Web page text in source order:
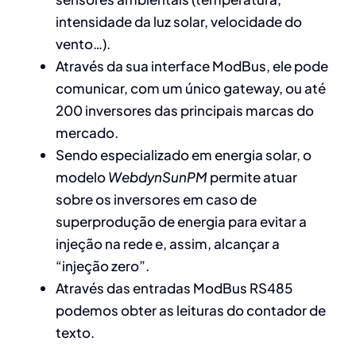
intensidade da luz solar, velocidade do
vento…).
Através da sua interface ModBus, ele pode
comunicar, com um único gateway, ou até
200 inversores das principais marcas do
mercado.
Sendo especializado em energia solar, o
modeloWebdynSunPMpermite atuar
sobre os inversores em caso de
superprodução de energia para evitar a
injeção na rede e, assim, alcançar a
“injeção zero”.
Através das entradas ModBus RS485
podemos obter as leituras do contador de
texto.